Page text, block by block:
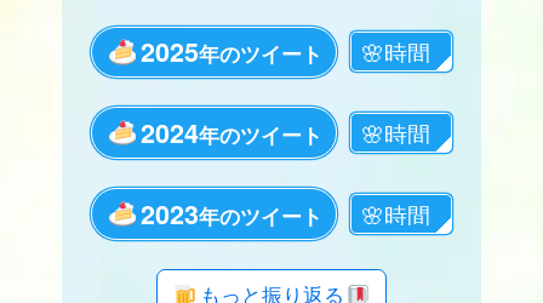
2025年のツイート
2024年のツイート
2023年のツイート
年のツイート
年のツイート
年のツイート
年のツイート
年のツイート
年のツイート
年のツイート
年のツイート
年のツイート
年のツイート
年のツイート
年のツイート
年のツイート
年のツイート
年のツイート
年のツイート
年のツイート
もっと振り返る